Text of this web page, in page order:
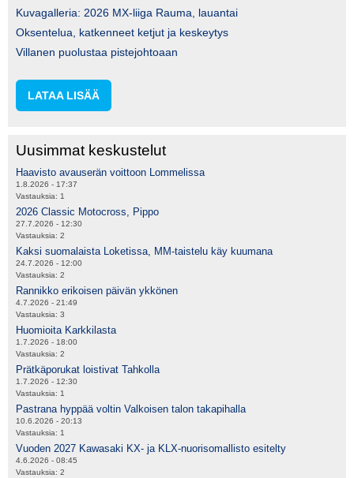
Kuvagalleria: 2026 MX-liiga Rauma, lauantai
Oksentelua, katkenneet ketjut ja keskeytys
Villanen puolustaa pistejohtoaan
LATAA LISÄÄ
Uusimmat keskustelut
Haavisto avauserän voittoon Lommelissa
1.8.2026 - 17:37
Vastauksia: 1
2026 Classic Motocross, Pippo
27.7.2026 - 12:30
Vastauksia: 2
Kaksi suomalaista Loketissa, MM-taistelu käy kuumana
24.7.2026 - 12:00
Vastauksia: 2
Rannikko erikoisen päivän ykkönen
4.7.2026 - 21:49
Vastauksia: 3
Huomioita Karkkilasta
1.7.2026 - 18:00
Vastauksia: 2
Prätkäporukat loistivat Tahkolla
1.7.2026 - 12:30
Vastauksia: 1
Pastrana hyppää voltin Valkoisen talon takapihalla
10.6.2026 - 20:13
Vastauksia: 1
Vuoden 2027 Kawasaki KX- ja KLX-nuorisomallisto esitelty
4.6.2026 - 08:45
Vastauksia: 2